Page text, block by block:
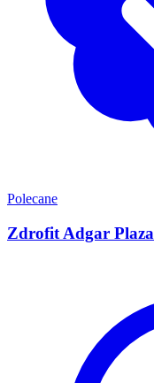
Polecane
Zdrofit Adgar Plaza